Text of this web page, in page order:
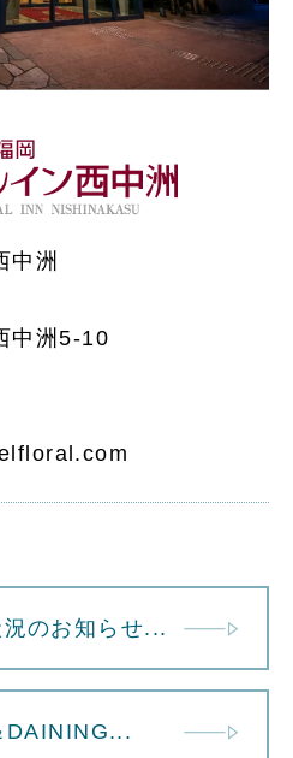
中洲
中洲5-10
のお知らせ...
DAINING...